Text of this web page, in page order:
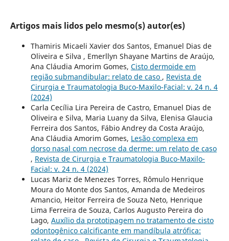
Artigos mais lidos pelo mesmo(s) autor(es)
Thamiris Micaeli Xavier dos Santos, Emanuel Dias de
Oliveira e Silva , Emerllyn Shayane Martins de Araújo,
Ana Cláudia Amorim Gomes, Cisto dermoide em
região submandibular: relato de caso , Revista de
Cirurgia e Traumatologia Buco-Maxilo-Facial: v. 24 n. 4
(2024)
Carla Cecília Lira Pereira de Castro, Emanuel Dias de
Oliveira e Silva, Maria Luany da Silva, Elenisa Glaucia
Ferreira dos Santos, Fábio Andrey da Costa Araújo,
Ana Cláudia Amorim Gomes, Lesão complexa em
dorso nasal com necrose da derme: um relato de caso
, Revista de Cirurgia e Traumatologia Buco-Maxilo-
Facial: v. 24 n. 4 (2024)
Lucas Mariz de Menezes Torres, Rômulo Henrique
Moura do Monte dos Santos, Amanda de Medeiros
Amancio, Heitor Ferreira de Souza Neto, Henrique
Lima Ferreira de Souza, Carlos Augusto Pereira do
Lago, Auxílio da prototipagem no tratamento de cisto
odontogênico calcificante em mandíbula atrófica: